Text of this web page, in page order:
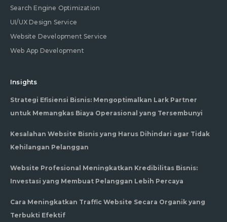
Search Engine Optimization
UI/UX Design Service
Website Development Service
Web App Development
Insights
Strategi Efisiensi Bisnis: Mengoptimalkan Lark Partner
untuk Memangkas Biaya Operasional yang Tersembunyi
Kesalahan Website Bisnis yang Harus Dihindari agar Tidak
Kehilangan Pelanggan
Website Profesional Meningkatkan Kredibilitas Bisnis:
Investasi yang Membuat Pelanggan Lebih Percaya
Cara Meningkatkan Traffic Website Secara Organik yang
Terbukti Efektif